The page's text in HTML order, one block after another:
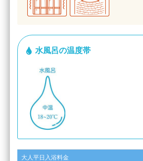
水風呂の温度帯
大人平日入浴料金